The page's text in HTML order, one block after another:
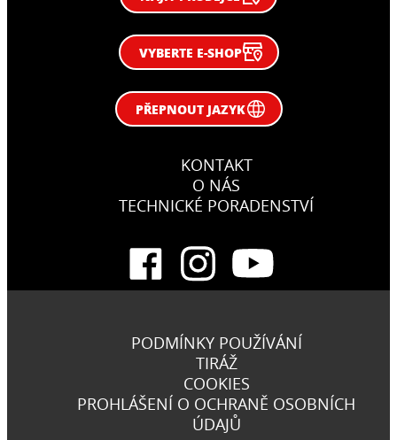
VYBERTE E-SHOP
PŘEPNOUT JAZYK
KONTAKT
O NÁS
TECHNICKÉ PORADENSTVÍ
PODMÍNKY POUŽÍVÁNÍ
TIRÁŽ
COOKIES
PROHLÁŠENÍ O OCHRANĚ OSOBNÍCH
ÚDAJŮ